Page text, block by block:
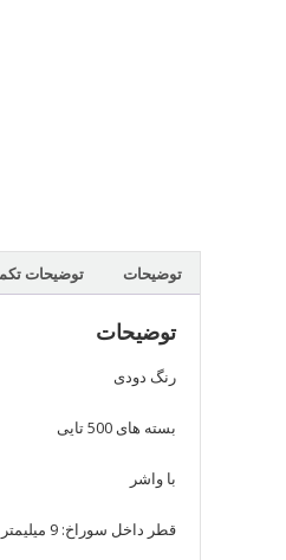
توضیحات توضیحات
توضیحات
رنگ دودی
بسته های 500 تایی
با واشر
قطر داخل سوراخ: 9 میلیمتر